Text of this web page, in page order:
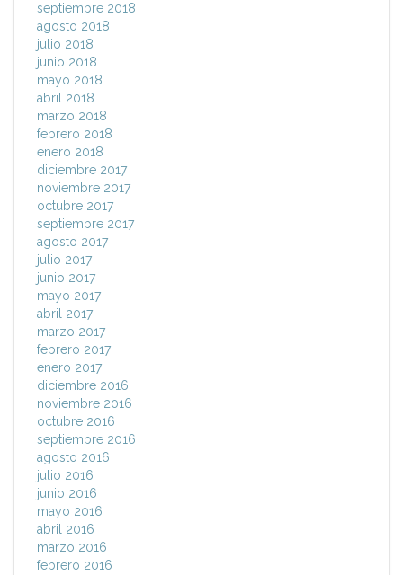
septiembre 2018
agosto 2018
julio 2018
junio 2018
mayo 2018
abril 2018
marzo 2018
febrero 2018
enero 2018
diciembre 2017
noviembre 2017
octubre 2017
septiembre 2017
agosto 2017
julio 2017
junio 2017
mayo 2017
abril 2017
marzo 2017
febrero 2017
enero 2017
diciembre 2016
noviembre 2016
octubre 2016
septiembre 2016
agosto 2016
julio 2016
junio 2016
mayo 2016
abril 2016
marzo 2016
febrero 2016